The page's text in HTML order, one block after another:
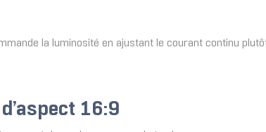
la luminosité en ajustant le courant continu
16:9